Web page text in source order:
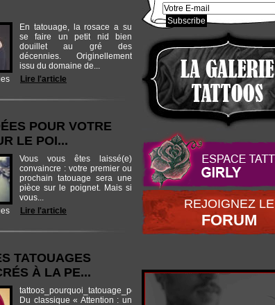
En tatouage, la rosace a su
se faire un petit nid bien
douillet au gré des
décennies. Originellement
issu du domaine de...
Lire l'article
POUR VOTRE
LE POI...
Vous vous êtes laissé(e)
convaincre : votre premier ou
prochain tatouage sera une
pièce sur le poignet. Mais si
vous...
Lire l'article
TATOUAGES
À LA PE...
tattoos_pourquoi_tatouage_permanent_01.png
Du classique « Attention : un
REJOIGNEZ LE
FORUM